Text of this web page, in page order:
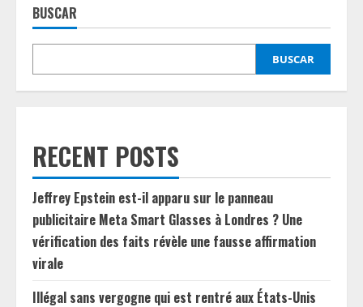
BUSCAR
BUSCAR
RECENT POSTS
Jeffrey Epstein est-il apparu sur le panneau
publicitaire Meta Smart Glasses à Londres ? Une
vérification des faits révèle une fausse affirmation
virale
Illégal sans vergogne qui est rentré aux États-Unis